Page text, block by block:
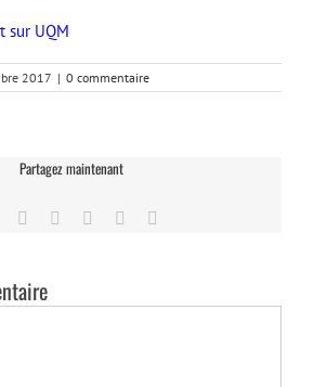
sur UQM
2017 | 0 commentaire
Partagez maintenant
Facebook
TwitterLinkedIn
TumblrPinterest